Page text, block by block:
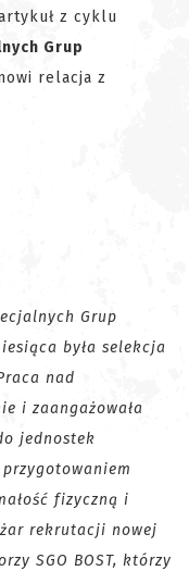
z cyklu
Grup
relacja z
Grup
była selekcja
nad
i zaangażowała
jednostek
fizyczną i
rekrutacji nowej
SGO BOST, którzy